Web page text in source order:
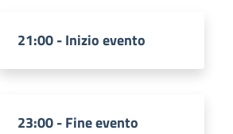
21:00 - Inizio evento
23:00 - Fine evento